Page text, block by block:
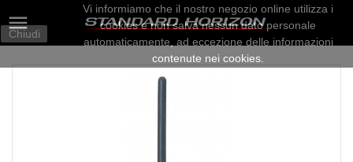
Chiudi
Vi informiamo che il nostro negozio online utilizza i
cookies e non salva nessun dato personale
automaticamente, ad eccezione delle informazioni
contenute nei cookies.
